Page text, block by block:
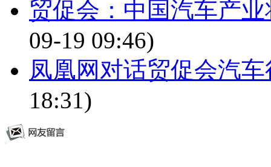
贸促会：中国汽车产
09-19 09:46)
凤凰网对话贸促会汽
18:31)